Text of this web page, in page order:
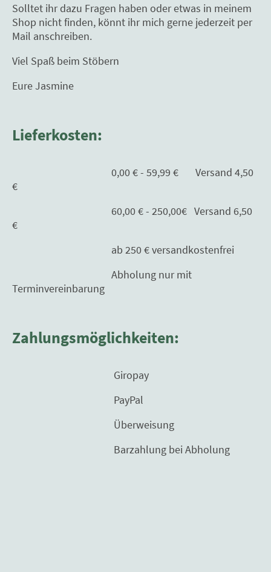
Solltet ihr dazu Fragen haben oder etwas in meinem
Shop nicht finden, könnt ihr mich gerne jederzeit per
Mail anschreiben.
Viel Spaß beim Stöbern
Eure Jasmine
Lieferkosten:
0,00 € - 59,99 € Versand 4,50
€
60,00 € - 250,00€ Versand 6,50
€
ab 250 € versandkostenfrei
Abholung nur mit
Terminvereinbarung
Zahlungsmöglichkeiten:
Giropay
PayPal
Überweisung
Barzahlung bei Abholung